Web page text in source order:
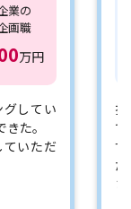
業の
画職
万円
してい
た。
いただ